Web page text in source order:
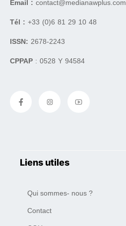
Email : contact@medianawplus.com
Tél : +33 (0)6 81 29 10 48
ISSN: 2678-2243
CPPAP : 0528 Y 94584
Liens utiles
Qui sommes- nous ?
Contact